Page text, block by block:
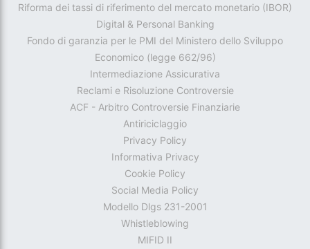
Riforma dei tassi di riferimento del mercato monetario (IBOR)
Digital & Personal Banking
Fondo di garanzia per le PMI del Ministero dello Sviluppo
Economico (legge 662/96)
Intermediazione Assicurativa
Reclami e Risoluzione Controversie
ACF - Arbitro Controversie Finanziarie
Antiriciclaggio
Privacy Policy
Informativa Privacy
Cookie Policy
Social Media Policy
Modello Dlgs 231-2001
Whistleblowing
MIFID II